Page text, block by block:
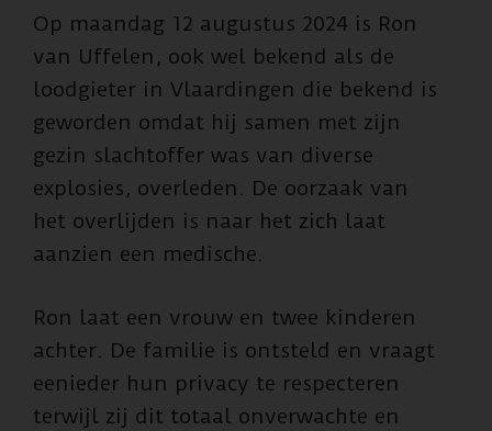
Op maandag 12 augustus 2024 is Ron
van Uffelen, ook wel bekend als de
loodgieter in Vlaardingen die bekend is
geworden omdat hij samen met zijn
gezin slachtoffer was van diverse
explosies, overleden. De oorzaak van
het overlijden is naar het zich laat
aanzien een medische.
Ron laat een vrouw en twee kinderen
achter. De familie is ontsteld en vraagt
eenieder hun privacy te respecteren
terwijl zij dit totaal onverwachte en